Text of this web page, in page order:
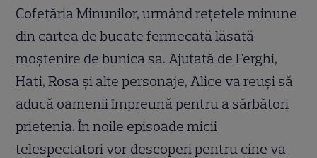
Cofetăria Minunilor, urmând rețetele minune
din cartea de bucate fermecată lăsată
moștenire de bunica sa. Ajutată de Ferghi,
Hati, Rosa și alte personaje, Alice va reuși să
aducă oamenii împreună pentru a sărbători
prietenia. În noile episoade micii
telespectatori vor descoperi pentru cine va